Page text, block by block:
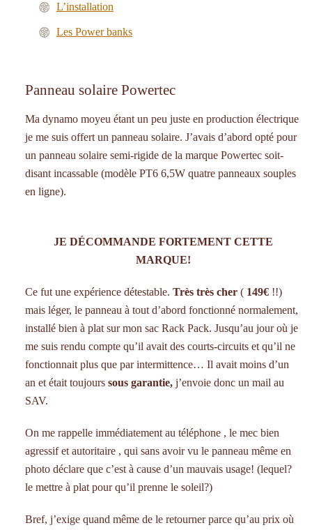
L’installation
Les Power banks
Panneau solaire Powertec
Ma dynamo moyeu étant un peu juste en production électrique
je me suis offert un panneau solaire. J’avais d’abord opté pour
un panneau solaire semi-rigide de la marque Powertec soit-
disant incassable (modèle PT6 6,5W quatre panneaux souples
en ligne).
JE DÉCOMMANDE FORTEMENT CETTE
MARQUE!
Ce fut une expérience détestable. Très très cher( 149€!!)
mais léger, le panneau à tout d’abord fonctionné normalement,
installé bien à plat sur mon sac Rack Pack. Jusqu’au jour où je
me suis rendu compte qu’il avait des courts-circuits et qu’il ne
fonctionnait plus que par intermittence… Il avait moins d’un
an et était toujours sous garantie,j’envoie donc un mail au
SAV.
On me rappelle immédiatement au téléphone , le mec bien
agressif et autoritaire , qui sans avoir vu le panneau même en
photo déclare que c’est à cause d’un mauvais usage! (lequel?
le mettre à plat pour qu’il prenne le soleil?)
Bref, j’exige quand même de le retourner parce qu’au prix où